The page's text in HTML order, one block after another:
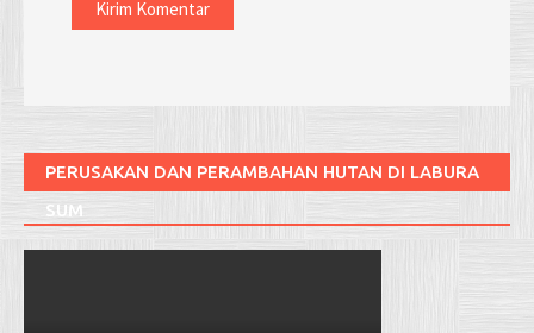
PERUSAKAN DAN PERAMBAHAN HUTAN DI LABURA
SUM